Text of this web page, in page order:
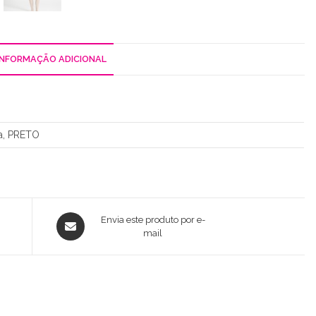
ADICIONAL
PRETO
Opens
in
Envia este produto por e-
mail